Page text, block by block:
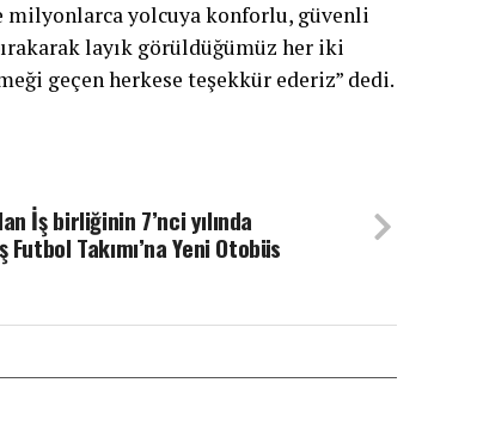
milyonlarca yolcuya konforlu, güvenli
layık görüldüğümüz her iki
geçen herkese teşekkür ederiz” dedi.
İş birliğinin 7’nci yılında
Takımı’na Yeni Otobüs